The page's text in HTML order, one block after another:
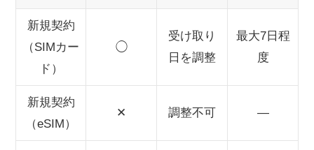
新規契約
（SIMカー
ド）
◯
受け取り
日を調整
最大7日程
度
新規契約
（eSIM）
✕ 調整不可 —